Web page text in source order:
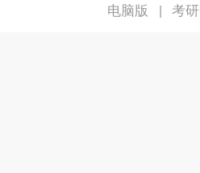
电脑版 考